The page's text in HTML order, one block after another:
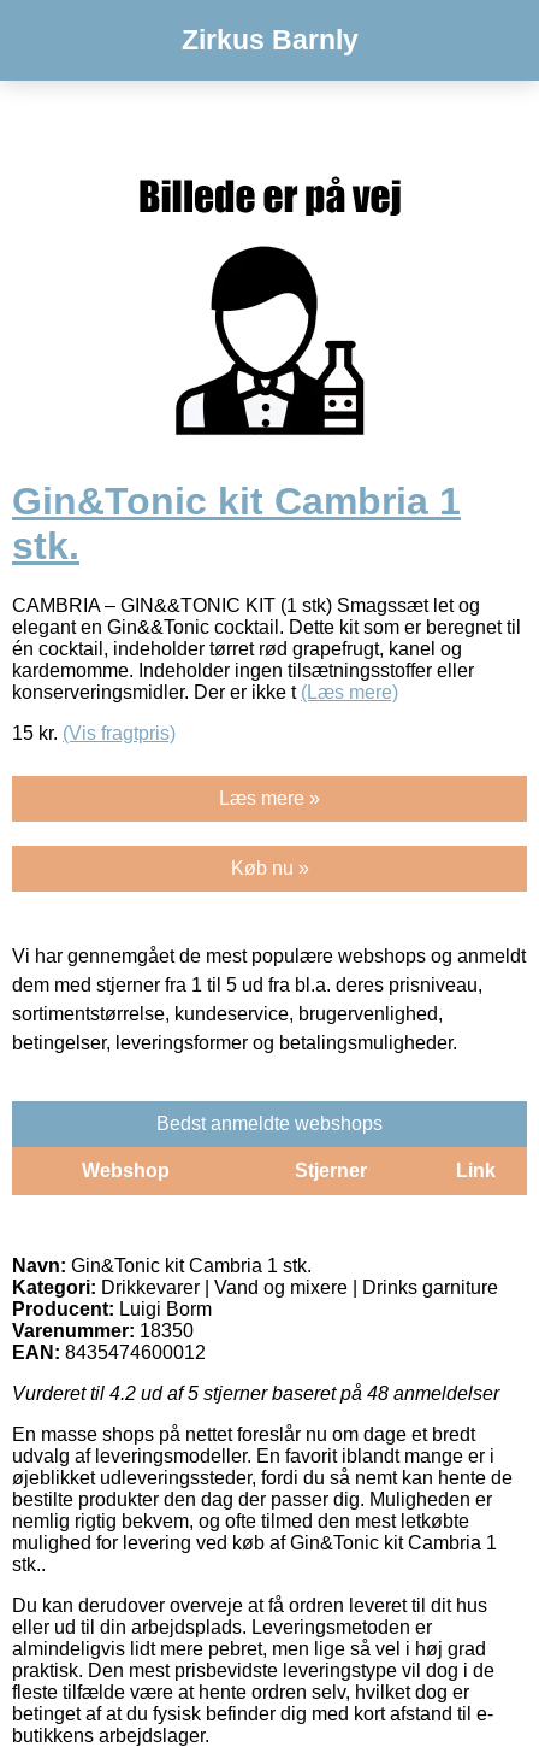
Zirkus Barnly
Gin&Tonic kit Cambria 1
stk.
CAMBRIA – GIN&&TONIC KIT (1 stk) Smagssæt let og
elegant en Gin&&Tonic cocktail. Dette kit som er beregnet til
én cocktail, indeholder tørret rød grapefrugt, kanel og
kardemomme. Indeholder ingen tilsætningsstoffer eller
konserveringsmidler. Der er ikke t (Læs mere)
15 kr. (Vis fragtpris)
Læs mere »
Køb nu »
Vi har gennemgået de mest populære webshops og anmeldt
dem med stjerner fra 1 til 5 ud fra bl.a. deres prisniveau,
sortimentstørrelse, kundeservice, brugervenlighed,
betingelser, leveringsformer og betalingsmuligheder.
Bedst anmeldte webshops
Webshop Stjerner Link
Navn: Gin&Tonic kit Cambria 1 stk.
Kategori: Drikkevarer | Vand og mixere | Drinks garniture
Producent: Luigi Borm
Varenummer: 18350
EAN: 8435474600012
Vurderet til 4.2 ud af 5 stjerner baseret på 48 anmeldelser
En masse shops på nettet foreslår nu om dage et bredt
udvalg af leveringsmodeller. En favorit iblandt mange er i
øjeblikket udleveringssteder, fordi du så nemt kan hente de
bestilte produkter den dag der passer dig. Muligheden er
nemlig rigtig bekvem, og ofte tilmed den mest letkøbte
mulighed for levering ved køb af Gin&Tonic kit Cambria 1
stk..
Du kan derudover overveje at få ordren leveret til dit hus
eller ud til din arbejdsplads. Leveringsmetoden er
almindeligvis lidt mere pebret, men lige så vel i høj grad
praktisk. Den mest prisbevidste leveringstype vil dog i de
fleste tilfælde være at hente ordren selv, hvilket dog er
betinget af at du fysisk befinder dig med kort afstand til e-
butikkens arbejdslager.